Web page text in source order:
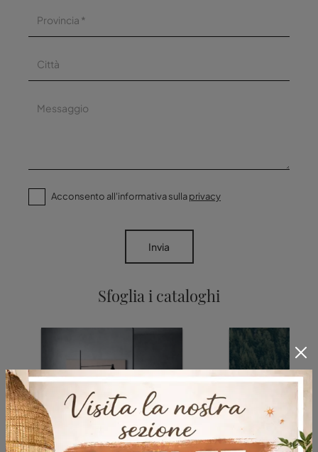
Sfoglia i cataloghi
Acconsento all'informativa sullaprivacy
Invia